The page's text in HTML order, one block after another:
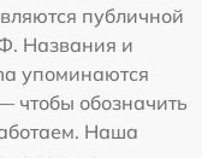
публичной
Названия и
упоминаются
чтобы обозначить
Наша